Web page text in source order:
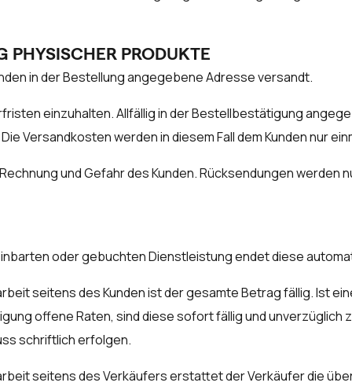
PHYSISCHER PRODUKTE
in der Bestellung angegebene Adresse versandt.
einzuhalten. Allfällig in der Bestellbestätigung
Versandkosten werden in diesem Fall dem Kunden nur
und Gefahr des Kunden. Rücksendungen werden
oder gebuchten Dienstleistung endet diese
seitens des Kunden ist der gesamte Betrag fällig. Ist
offene Raten, sind diese sofort fällig und unverzüglich
schriftlich erfolgen.
seitens des Verkäufers erstattet der Verkäufer die